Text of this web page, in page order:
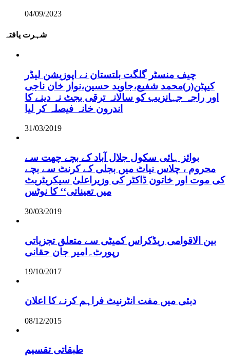
04/09/2023
شہرت یافتہ
چیف منسٹر گلگت بلتستان نے اپوزیشن لیڈر
کیپٹن(ر)محمد شفیع،جاوید حسین،نواز خان ناجی
اور راجہ جہانزیب کو سالانہ ترقی بجٹ نہ دینے کا
اندرون خانہ فیصلہ کر لیا
31/03/2019
بوائز ہائی سکول جلال آباد کے بچے چھت سے
محروم ، چلاس نیاٹ میں بجلی کے کرنٹ سے بچے
کی موت اور خاتون ڈاکٹر کی وزیراعلیٰ سیکریٹریٹ
میں تعیناتی‘‘ کا نوٹس
30/03/2019
بین الاقوامی ریڈکراس کمیٹی سے متعلق تجزیاتی
رپورٹ۔امیر جان حقانی
19/10/2017
دبئی میں مفت انٹرنیٹ فراہم کرنے کا اعلان
08/12/2015
طبقاتی تقسیم